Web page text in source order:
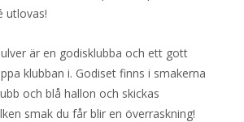
utlovas!
är en godisklubba och ett gott
klubban i. Godiset finns i smakerna
och blå hallon och skickas
smak du får blir en överraskning!